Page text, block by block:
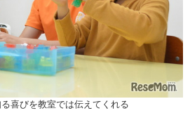
喜びを教室では伝えてくれる